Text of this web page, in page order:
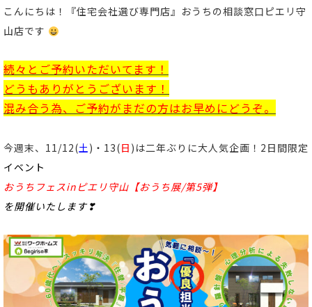
こんにちは！
『住宅会社選び専門店』おうちの相談窓口ピエリ守
山店です
続々とご予約いただいてます！
どうもありがとうございます！
混み合う為、ご予約がまだの方はお早めにどうぞ。
今週末、11/12(土)・13(日 )は二年ぶりに大人気企画！2日間限定
イベント
おうちフェスinピエリ守山【おうち展/第5弾】
を開催いたします❣